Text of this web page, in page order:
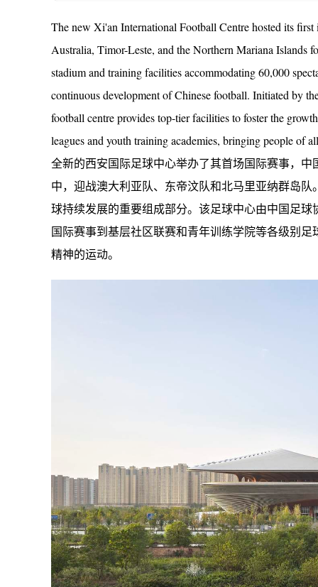
The new Xi'an International Football Centre hosted its
Australia, Timor-Leste, and the Northern Mariana Islands
stadium and training facilities accommodating 60,000
continuous development of Chinese football. Initiated by
football centre provides top-tier facilities to foster the
leagues and youth training academies, bringing people of
全新的西安国际足球中心举办了其首场国际赛事，
中，迎战澳大利亚队、东帝汶队和北马里亚纳群岛
球持续发展的重要组成部分。该足球中心由中国足
国际赛事到基层社区联赛和青年训练学院等各级别
精神的运动。